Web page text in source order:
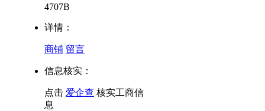
4707B
详情：
商铺 留言
信息核实：
点击 爱企查 核实工商信
息